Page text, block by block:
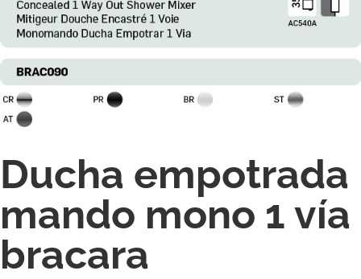
Ducha empotrada
mando mono 1 vía
bracara